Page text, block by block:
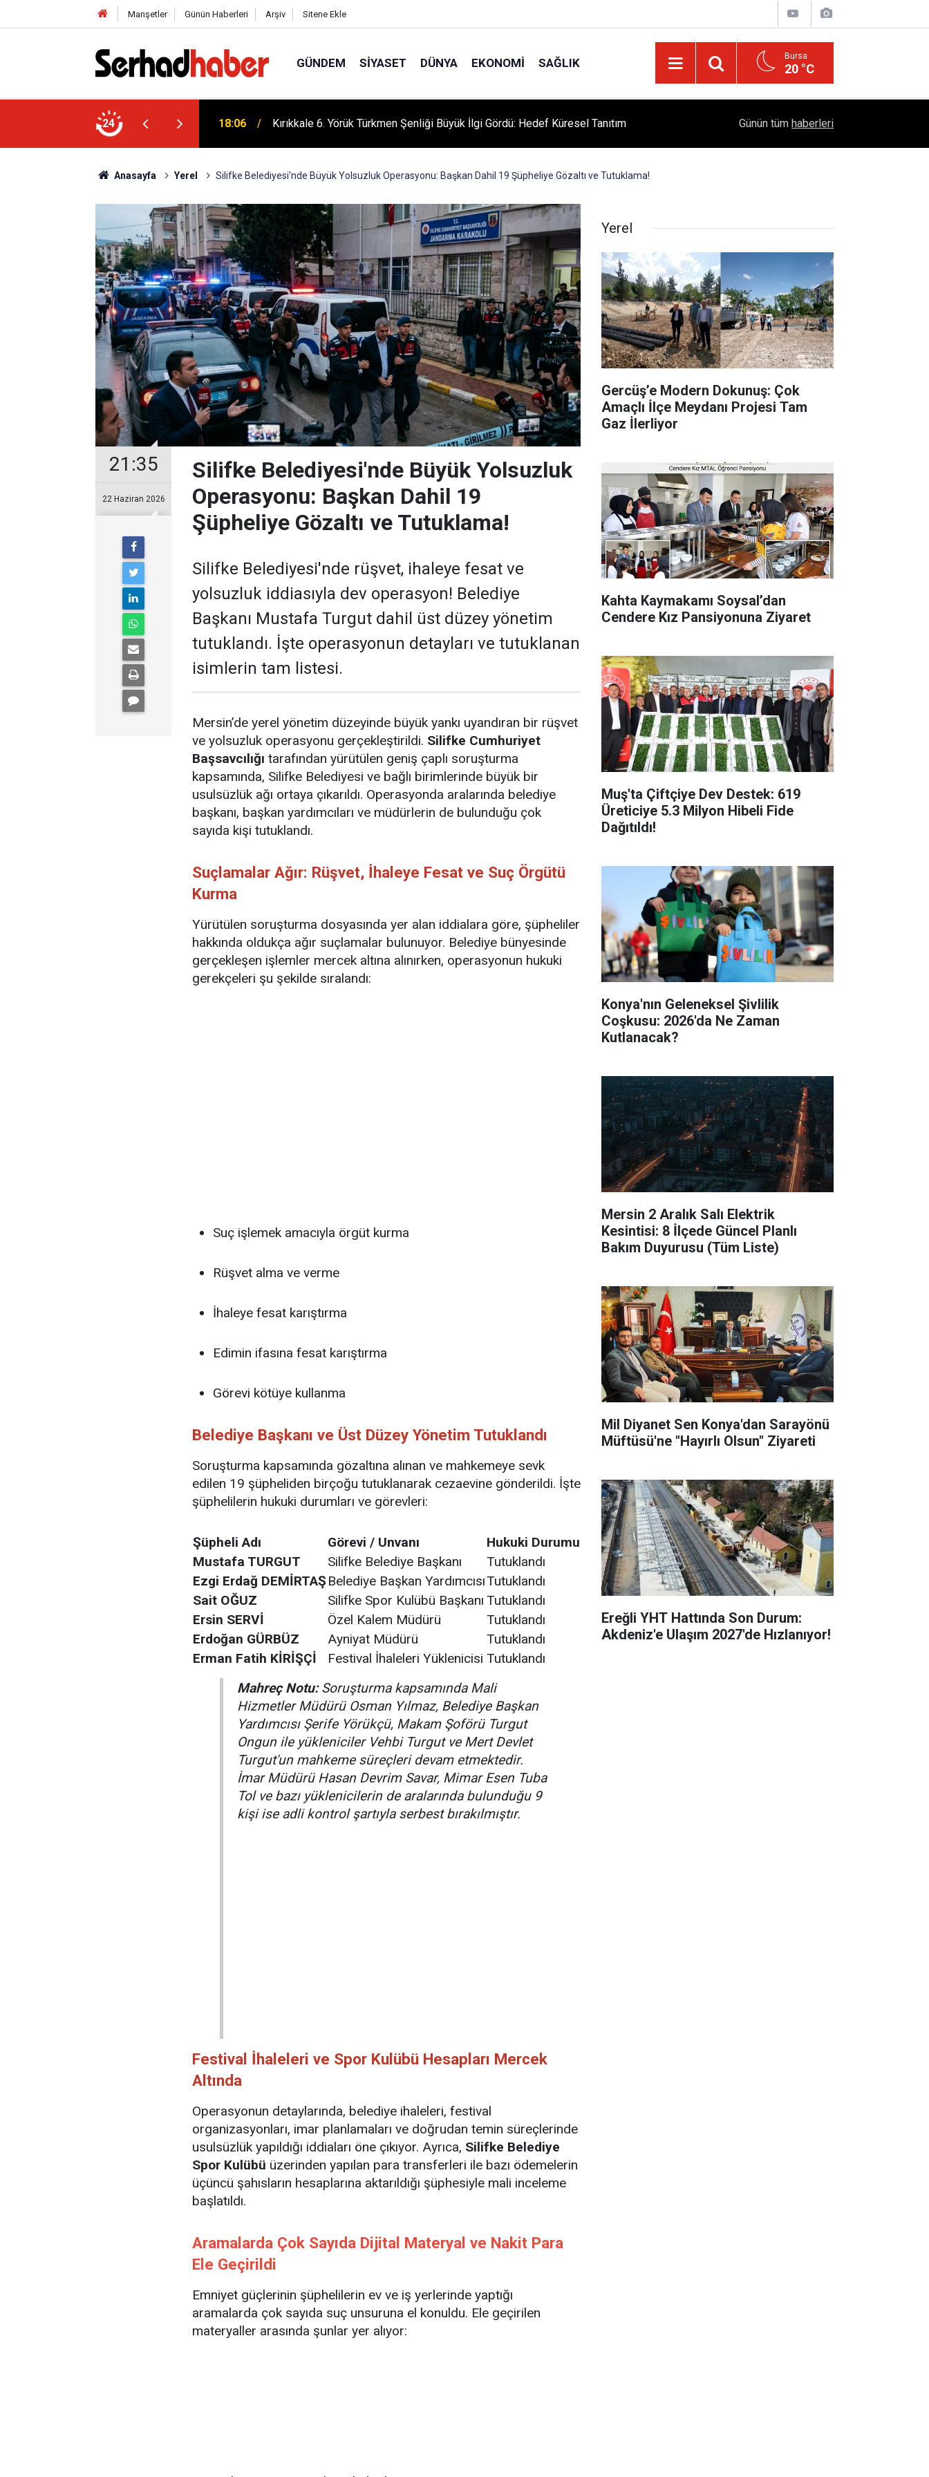
Manşetler Günün Haberleri Arşiv Sitene Ekle
GÜNDEM SIYASET DÜNYA EKONOMI SAĞLIK Bursa
20 °C
24
Ayhan Bayram’dan Davut Tatar’a Ziyaret 18:06 Kırıkkale 6. Yörük Türkmen Şenliği Büyük İlgi Gördü: Hedef Küresel Tanıtım
Öngörüyor?
Günün tüm haberleri
Anasayfa Yerel Silifke Belediyesi'nde Büyük Yolsuzluk Operasyonu: Başkan Dahil 19 Şüpheliye Gözaltı ve Tutuklama!
21:35
22 Haziran 2026
Silifke Belediyesi'nde Büyük Yolsuzluk
Operasyonu: Başkan Dahil 19
Şüpheliye Gözaltı ve Tutuklama!
Silifke Belediyesi'nde rüşvet, ihaleye fesat ve
yolsuzluk iddiasıyla dev operasyon! Belediye
Başkanı Mustafa Turgut dahil üst düzey yönetim
tutuklandı. İşte operasyonun detayları ve tutuklanan
isimlerin tam listesi.
Mersin’de yerel yönetim düzeyinde büyük yankı uyandıran bir rüşvet
ve yolsuzluk operasyonu gerçekleştirildi. Silifke Cumhuriyet
Başsavcılığı tarafından yürütülen geniş çaplı soruşturma
kapsamında, Silifke Belediyesi ve bağlı birimlerinde büyük bir
usulsüzlük ağı ortaya çıkarıldı. Operasyonda aralarında belediye
başkanı, başkan yardımcıları ve müdürlerin de bulunduğu çok
sayıda kişi tutuklandı.
Suçlamalar Ağır: Rüşvet, İhaleye Fesat ve Suç Örgütü
Kurma
Yürütülen soruşturma dosyasında yer alan iddialara göre, şüpheliler
hakkında oldukça ağır suçlamalar bulunuyor. Belediye bünyesinde
gerçekleşen işlemler mercek altına alınırken, operasyonun hukuki
gerekçeleri şu şekilde sıralandı:
Suç işlemek amacıyla örgüt kurma
Rüşvet alma ve verme
İhaleye fesat karıştırma
Edimin ifasına fesat karıştırma
Görevi kötüye kullanma
Belediye Başkanı ve Üst Düzey Yönetim Tutuklandı
Soruşturma kapsamında gözaltına alınan ve mahkemeye sevk
edilen 19 şüpheliden birçoğu tutuklanarak cezaevine gönderildi. İşte
şüphelilerin hukuki durumları ve görevleri:
Şüpheli Adı Görevi / Unvanı
Hukuki Durumu
Mustafa TURGUT
Silifke Belediye Başkanı
Tutuklandı
Ezgi Erdağ DEMİRTAŞ Belediye Başkan YardımcısıTutuklandı
Sait OĞUZ
Silifke Spor Kulübü Başkanı Tutuklandı
Ersin SERVİ
Özel Kalem Müdürü
Tutuklandı
Erdoğan GÜRBÜZ
Ayniyat Müdürü
Tutuklandı
Erman Fatih KİRİŞÇİ
Festival İhaleleri Yüklenicisi Tutuklandı
Mahreç Notu:Soruşturma kapsamında Mali
Hizmetler Müdürü Osman Yılmaz, Belediye Başkan
Yardımcısı Şerife Yörükçü, Makam Şoförü Turgut
Ongun ile yükleniciler Vehbi Turgut ve Mert Devlet
Turgut'un mahkeme süreçleri devam etmektedir.
İmar Müdürü Hasan Devrim Savar, Mimar Esen Tuba
Tol ve bazı yüklenicilerin de aralarında bulunduğu 9
kişi ise adli kontrol şartıyla serbest bırakılmıştır.
Festival İhaleleri ve Spor Kulübü Hesapları Mercek
Altında
Operasyonun detaylarında, belediye ihaleleri, festival
organizasyonları, imar planlamaları ve doğrudan temin süreçlerinde
usulsüzlük yapıldığı iddiaları öne çıkıyor. Ayrıca, Silifke Belediye
Spor Kulübü üzerinden yapılan para transferleri ile bazı ödemelerin
üçüncü şahısların hesaplarına aktarıldığı şüphesiyle mali inceleme
başlatıldı.
Aramalarda Çok Sayıda Dijital Materyal ve Nakit Para
Ele Geçirildi
Emniyet güçlerinin şüphelilerin ev ve iş yerlerinde yaptığı
aramalarda çok sayıda suç unsuruna el konuldu. Ele geçirilen
materyaller arasında şunlar yer alıyor:
Yerel
Gercüş’e Modern Dokunuş: Çok
Amaçlı İlçe Meydanı Projesi Tam
Gaz İlerliyor
Kahta Kaymakamı Soysal’dan
Cendere Kız Pansiyonuna Ziyaret
Muş'ta Çiftçiye Dev Destek: 619
Üreticiye 5.3 Milyon Hibeli Fide
Dağıtıldı!
Konya'nın Geleneksel Şivlilik
Coşkusu: 2026'da Ne Zaman
Kutlanacak?
Mersin 2 Aralık Salı Elektrik
Kesintisi: 8 İlçede Güncel Planlı
Bakım Duyurusu (Tüm Liste)
Mil Diyanet Sen Konya'dan Sarayönü
Müftüsü'ne "Hayırlı Olsun" Ziyareti
Ereğli YHT Hattında Son Durum:
Akdeniz'e Ulaşım 2027'de Hızlanıyor!